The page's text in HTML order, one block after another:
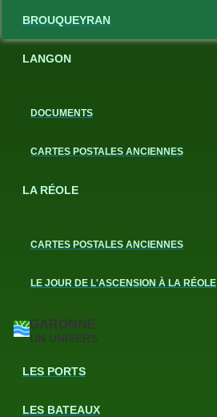
BROUQUEYRAN
LANGON
DOCUMENTS
CARTES POSTALES ANCIENNES
LA RÉOLE
CARTES POSTALES ANCIENNES
LE JOUR DE L'ASCENSION À LA RÉOLE
GARONNE
UN UNIVERS
LES PORTS
LES BATEAUX